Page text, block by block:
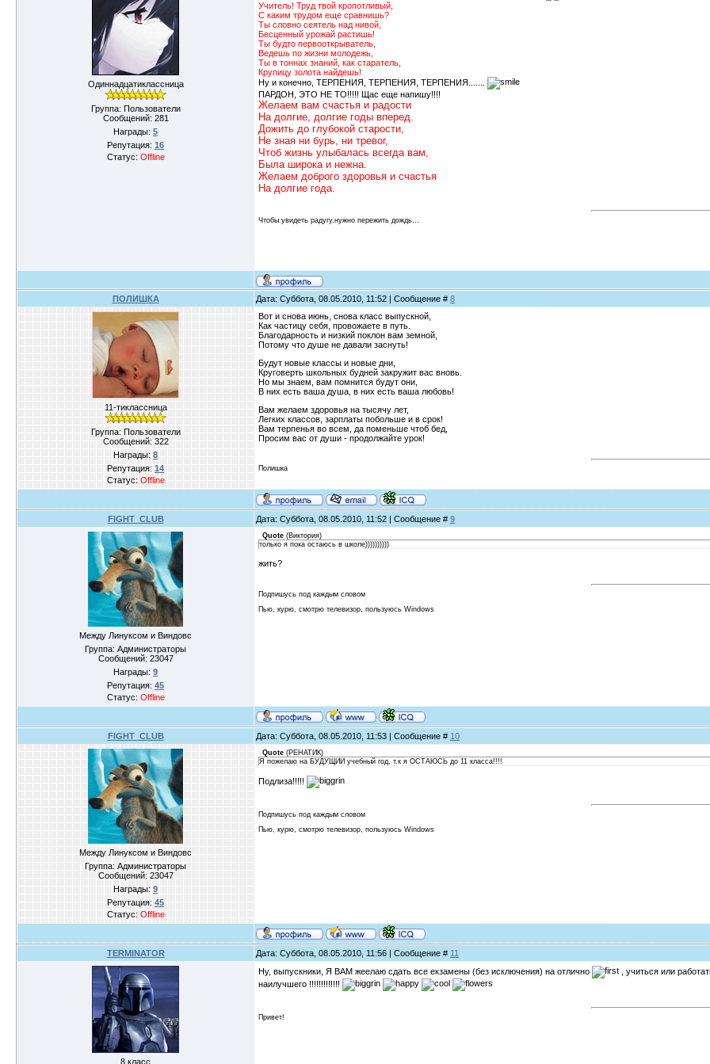
Одиннадцатиклассница
Группа: Пользователи
Сообщений: 281
Награды: 5
Репутация: 16
Статус: Offline
Учитель! Труд твой кропотливый,
С каким трудом еще сравнишь?
Ты словно сеятель над нивой,
Бесценный урожай растишь!
Ты будто первооткрыватель,
Ведешь по жизни молодежь,
Ты в тоннах знаний, как старатель,
Крупицу золота найдешь!
Ну и конечно, ТЕРПЕНИЯ, ТЕРПЕНИЯ, ТЕРПЕНИЯ.......
ПАРДОН, ЭТО НЕ ТО!!!!! Щас еще напишу!!!!
Желаем вам счастья и радости
На долгие, долгие годы вперед.
Дожить до глубокой старости,
Не зная ни бурь, ни тревог,
Чтоб жизнь улыбалась всегда вам,
Была широка и нежна.
Желаем доброго здоровья и счастья
На долгие года.
Чтобы увидеть радугу,нужно пережить дождь…
ПОЛИШКА Дата: Суббота, 08.05.2010, 11:52 | Сообщение # 8
11-тиклассница
Группа: Пользователи
Сообщений: 322
Награды: 8
Репутация: 14
Статус: Offline
Вот и снова июнь, снова класс выпускной,
Как частицу себя, провожаете в путь.
Благодарность и низкий поклон вам земной,
Потому что душе не давали заснуть!
Будут новые классы и новые дни,
Круговерть школьных будней закружит вас вновь.
Но мы знаем, вам помнится будут они,
В них есть ваша душа, в них есть ваша любовь!
Вам желаем здоровья на тысячу лет,
Легких классов, зарплаты побольше и в срок!
Вам терпенья во всем, да поменьше чтоб бед,
Просим вас от души - продолжайте урок!
Полишка
FIGHT_CLUB Дата: Суббота, 08.05.2010, 11:52 | Сообщение # 9
Между Линуксом и Виндовс
Группа: Администраторы
Сообщений: 23047
Награды: 9
Репутация: 45
Статус: Offline
Quote (Виктория)
только я пока остаюсь в школе))))))))))
жить?
Подпишусь под каждым словом
Пью, курю, смотрю телевизор, пользуюсь Windows
FIGHT_CLUB Дата: Суббота, 08.05.2010, 11:53 | Сообщение # 10
Между Линуксом и Виндовс
Группа: Администраторы
Сообщений: 23047
Награды: 9
Репутация: 45
Статус: Offline
Quote (РЕНАТИК)
Я пожелаю на БУДУЩИЙ учебный год, т.к я ОСТАЮСЬ до 11 класса!!!!
Подлиза!!!!!
Подпишусь под каждым словом
Пью, курю, смотрю телевизор, пользуюсь Windows
TERMINATOR Дата: Суббота, 08.05.2010, 11:56 | Сообщение # 11
8 класс
Ну, выпускники, Я ВАМ жеелаю сдать все екзамены (без исключения) на отлично
, учиться или
наилучшего !!!!!!!!!!!!!
Привет!